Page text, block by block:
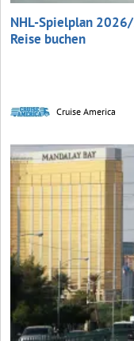
NHL-Spielplan
Reise buchen
Cruise America